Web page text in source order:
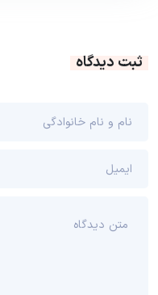
ثبت دیدگاه